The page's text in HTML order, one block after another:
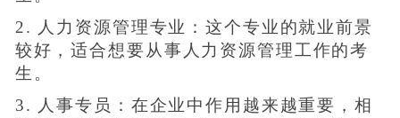
2. 人力资源管理专业：这个专业的就业前景
较好，适合想要从事人力资源管理工作的考
生。
3. 人事专员：在企业中作用越来越重要，相